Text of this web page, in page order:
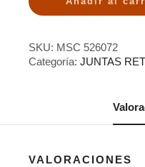
SKU: MSC 526072
Categoría: JUNTAS
VALORACIONES